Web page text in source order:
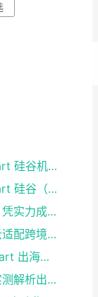
硅谷 VPS 原生 IP 哪家稳定？RAKsmart 硅谷机房深度评测
TikTok 北美业务 为什么推荐 RAKsmart 硅谷（圣何塞）原生 IP 服务器
硅谷物理服务器租用推荐：RAKsmart 凭实力成为跨境业务首选
硅谷服务器怎么选？RAKsmart 裸机云适配跨境电商 手游后台
G 口不限流量硅谷独立服务器 RAKsmart 出海业务实测
RAKsmart 硅谷独立服务器怎么样？实测解析出海业务选型参考